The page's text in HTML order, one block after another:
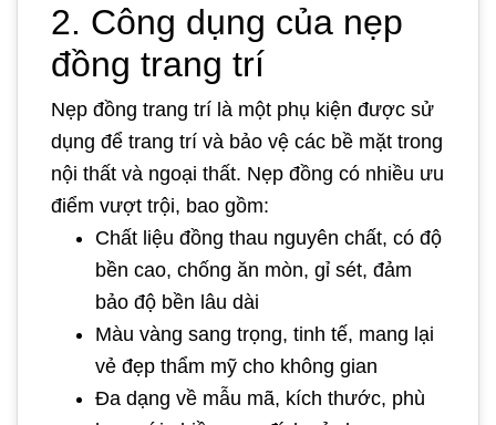
2. Công dụng của nẹp
đồng trang trí
Nẹp đồng trang trí là một phụ kiện được sử
dụng để trang trí và bảo vệ các bề mặt trong
nội thất và ngoại thất. Nẹp đồng có nhiều ưu
điểm vượt trội, bao gồm:
Chất liệu đồng thau nguyên chất, có độ
bền cao, chống ăn mòn, gỉ sét, đảm
bảo độ bền lâu dài
Màu vàng sang trọng, tinh tế, mang lại
vẻ đẹp thẩm mỹ cho không gian
Đa dạng về mẫu mã, kích thước, phù